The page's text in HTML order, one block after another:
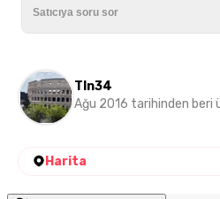
Tln34
Ağu 2016 tarihinden beri
Harita